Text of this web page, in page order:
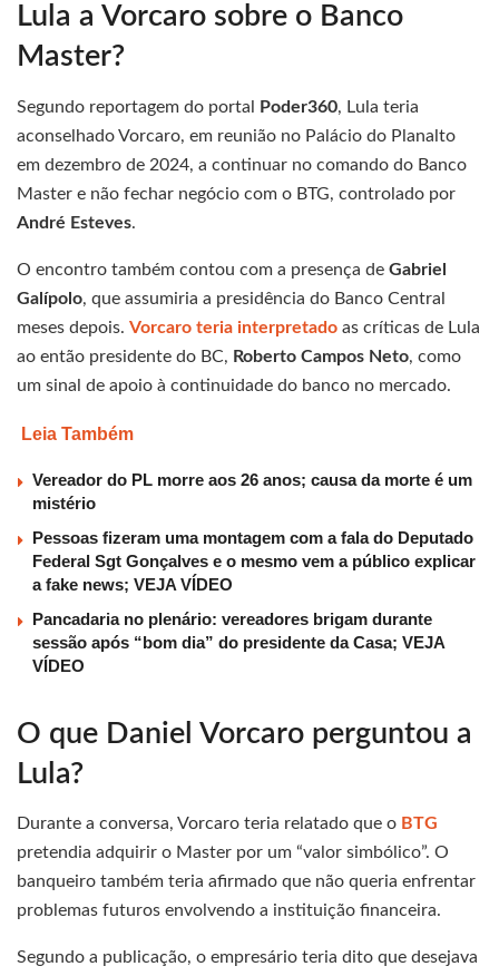
Lula a Vorcaro sobre o Banco
Master?
Segundo reportagem do portal Poder360, Lula teria
aconselhado Vorcaro, em reunião no Palácio do Planalto
em dezembro de 2024, a continuar no comando do Banco
Master e não fechar negócio com o BTG, controlado por
André Esteves.
O encontro também contou com a presença de Gabriel
Galípolo, que assumiria a presidência do Banco Central
meses depois. Vorcaro teria interpretado as críticas de Lula
ao então presidente do BC, Roberto Campos Neto, como
um sinal de apoio à continuidade do banco no mercado.
Leia Também
Vereador do PL morre aos 26 anos; causa da morte é um
mistério
Pessoas fizeram uma montagem com a fala do Deputado
Federal Sgt Gonçalves e o mesmo vem a público explicar
a fake news; VEJA VÍDEO
Pancadaria no plenário: vereadores brigam durante
sessão após “bom dia” do presidente da Casa; VEJA
VÍDEO
O que Daniel Vorcaro perguntou a
Lula?
Durante a conversa, Vorcaro teria relatado que o BTG
pretendia adquirir o Master por um “valor simbólico”. O
banqueiro também teria afirmado que não queria enfrentar
problemas futuros envolvendo a instituição financeira.
Segundo a publicação, o empresário teria dito que desejava